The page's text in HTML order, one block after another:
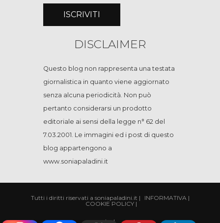
DISCLAIMER
Questo blog non rappresenta una testata
giornalistica in quanto viene aggiornato
senza alcuna periodicità. Non può
pertanto considerarsi un prodotto
editoriale ai sensi della legge n° 62 del
7.03.2001. Le immagini ed i post di questo
blog appartengono a
www.soniapaladini.it
Tutti i diritti riservati a soniapaladini.it | INFORMATIVA |
COOKIE POLICY |
|cp|